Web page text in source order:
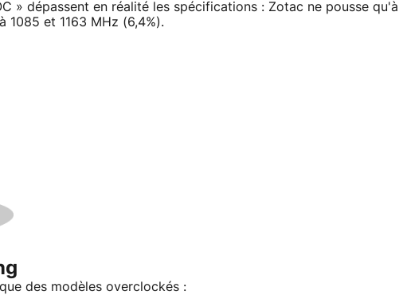
» dépassent en réalité les spécifications : Zotac ne pousse qu'à
1085 et 1163 MHz (6,4%).
des modèles overclockés :